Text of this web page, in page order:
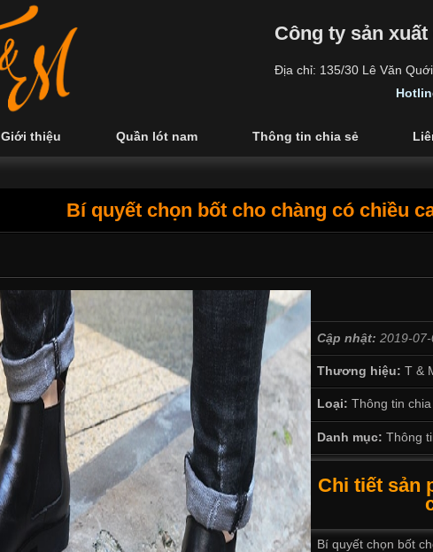
Công ty sản
Địa chỉ: 135/30 Lê Văn
Giới thiệu Quần lót nam Thông tin chia sẻ
Bí quyết chọn bốt cho chàng có chiều
Cập nhật: 2019-
Thương hiệu:T &
Loại: Thông tin chia
Danh mục: Thông
Chi tiết sản
Bí quyết chọn bốt